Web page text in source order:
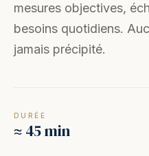
mesures objectives,
besoins quotidiens.
jamais précipité.
DURÉE
≈ 45 min